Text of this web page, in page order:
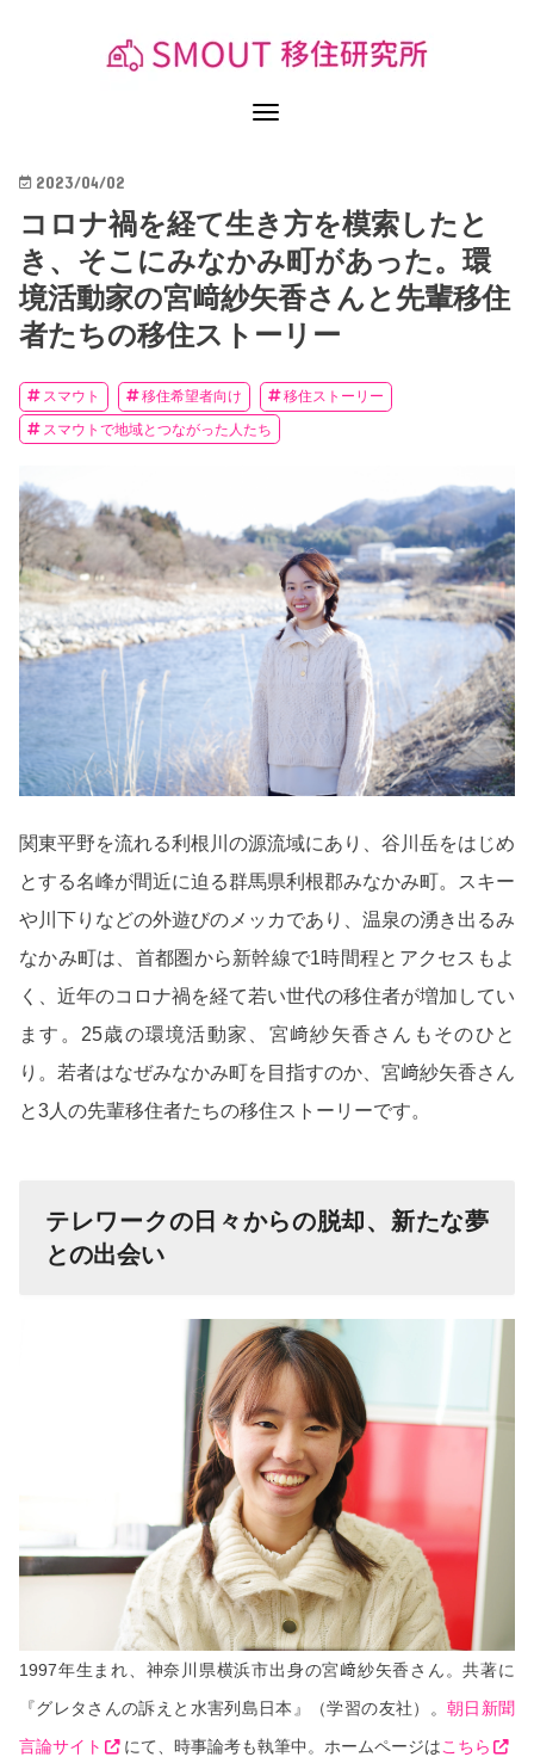
2023/04/02
コロナ禍を経て生き方を模索したと
き、そこにみなかみ町があった。環
境活動家の宮﨑紗矢香さんと先輩移住
者たちの移住ストーリー
スマウト 移住希望者向け
移住ストーリー
スマウトで地域とつながった人たち
関東平野を流れる利根川の源流域にあり、谷川岳をはじめ
とする名峰が間近に迫る群馬県利根郡みなかみ町。スキー
や川下りなどの外遊びのメッカであり、温泉の湧き出るみ
なかみ町は、首都圏から新幹線で1時間程とアクセスもよ
く、近年のコロナ禍を経て若い世代の移住者が増加してい
ます。25歳の環境活動家、宮﨑紗矢香さんもそのひと
り。若者はなぜみなかみ町を目指すのか、宮﨑紗矢香さん
と3人の先輩移住者たちの移住ストーリーです。
テレワークの日々からの脱却、新たな夢
との出会い
1997年生まれ、神奈川県横浜市出身の宮﨑紗矢香さん。共著に
『グレタさんの訴えと水害列島日本』（学習の友社）。 朝日新聞
言論サイト
にて、時事論考も執筆中。ホームページはこちら